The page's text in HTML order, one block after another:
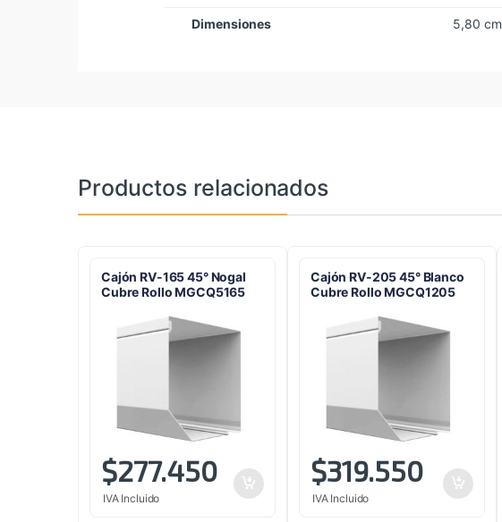
Dimensiones 5,80 cm
Productos relacionados
Cajón RV-165 45° Nogal
Cubre Rollo MGCQ5165
$277.450
IVA Incluido
Cajón RV-205 45° Blanco
Cubre Rollo MGCQ1205
$319.550
IVA Incluido